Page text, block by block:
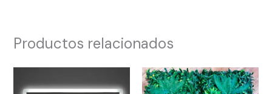
Productos relacionados